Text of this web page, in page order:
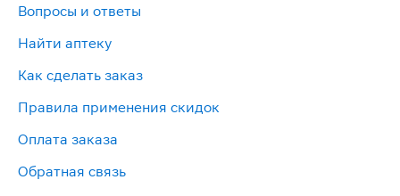
Вопросы и ответы
Найти аптеку
Как сделать заказ
Правила применения скидок
Оплата заказа
Обратная связь